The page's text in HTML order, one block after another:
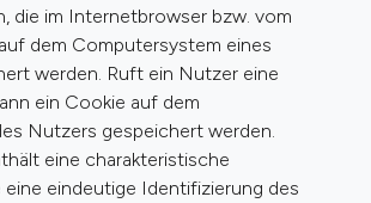
die im Internetbrowser bzw. vom
dem Computersystem eines
werden. Ruft ein Nutzer eine
ein Cookie auf dem
Nutzers gespeichert werden.
eine charakteristische
eindeutige Identifizierung des